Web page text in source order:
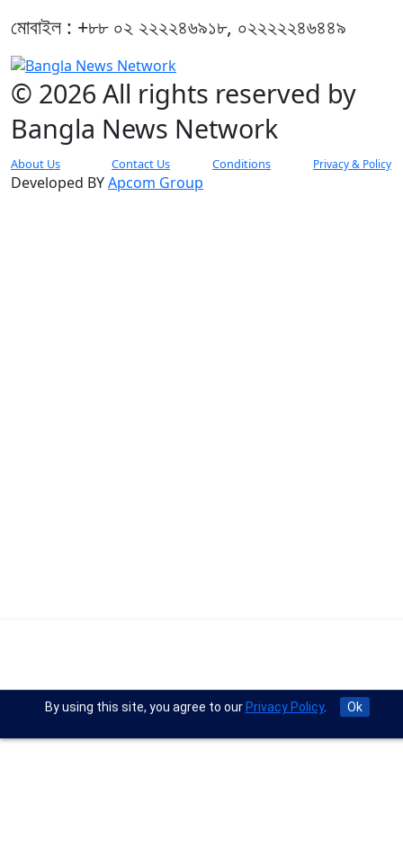
মোবাইল : +৮৮ ০২ ২২২২৪৬৯১৮, ০২২২২২৪৬৪৪৯
© 2026 All rights reserved by
Bangla News Network
About Us Contact Us Conditions Privacy & Policy
Developed BYApcom Group
By using this site, you agree to our Privacy Policy. Ok